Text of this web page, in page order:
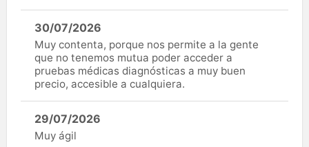
30/07/2026
Muy contenta, porque nos permite a la gente
que no tenemos mutua poder acceder a
pruebas médicas diagnósticas a muy buen
precio, accesible a cualquiera.
29/07/2026
Muy ágil